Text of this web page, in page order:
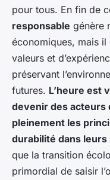
pour tous. En fin de
responsable génère
économiques, mais
valeurs et
préservant
futures. L’heure est
devenir des acteurs
pleinement les
durabilité dans
que la transition
primordial de saisir